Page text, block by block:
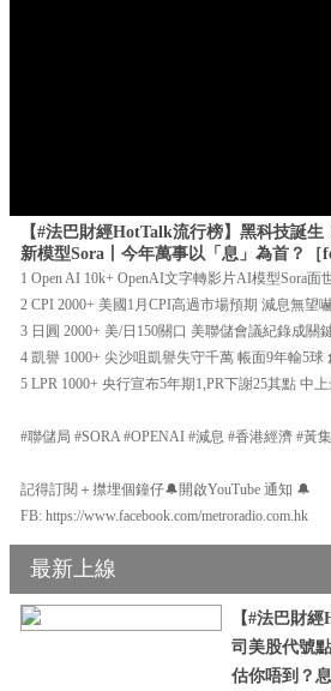
【#法巴財經HotTalk流行榜】黑科技誕
新模型Sora丨今年萬事以「息」為首？［
1 Open AI 10k+ OpenAI文字轉影片AI模型Sora面
2 CPI 2000+ 美國1月CPI高過市場預期 減息無望
3 日圓 2000+ 美/日150關口 美聯儲會議紀錄成關
4 凱譽 1000+ 尖沙咀凱譽失守千萬 帳面9年輸5球
5 LPR 1000+ 央行宣布5年期1,PR下謝25其點 中
#聯儲局 #SORA #OPENAI #減息 #香港經濟 #黃
記得訂閱＋㩒埋個鐘仔🔔開啟YouTube 通知 🔔
FB: https://www.facebook.com/metroradio.com.hk
最新上線
【#法巴財
司美股代號
估你唔到？